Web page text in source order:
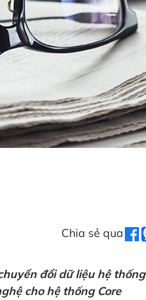
Chia sẻ qua
đổi dữ liệu hệ thống
cho hệ thống Core